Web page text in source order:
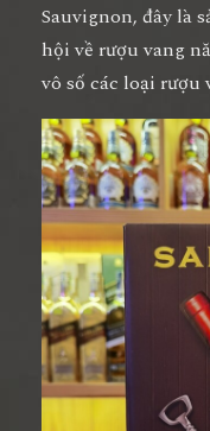
Sauvignon, đây là
hội về rượu vang
vô số các loại rượu